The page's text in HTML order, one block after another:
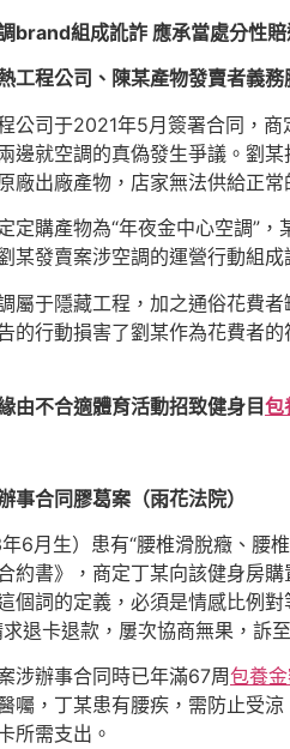
brand組成訛詐 應承當處分性
工程公司、陳某產物發賣者義務
公司于2021年5月簽署合同，
邊就空調的真偽發生爭議。劉
廠出廠產物，店家無法供給正
定購產物為“年夜金中心空調”
某發賣案涉空調的運營行動組
屬于隱藏工程，加之通俗花費
的行動損害了劉某作為花費者
由不合適體育活動招致健身目包
合同膠葛案（雨花法院）
6月生）患有“腰椎滑脫癥、腰
約書》，商定丁某向該健身房
個詞的定義，必須是情感比例
退卡退款，屢次協商無果，訴
涉辦事合同時已年滿67周包養
囑，丁某患有腰疾，需防止受
所需支出。